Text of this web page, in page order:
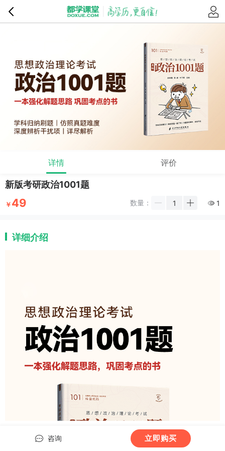
详情 评价
新版考研政治1001题
￥49 数量： 1
详细介绍
咨询 立即购买